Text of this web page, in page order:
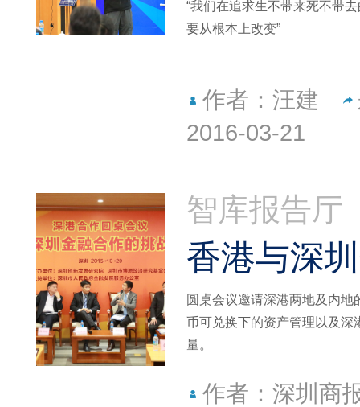
“我们在追求生不带来死不带
要从根本上改变”
作者：汪建
2016-03-21
智库报告厅
香港与深
圆桌会议邀请深港两地及内
币可兑换下的资产管理以及深
量。
作者：深圳商